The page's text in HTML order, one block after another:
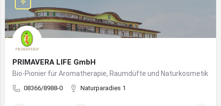
PRIMAVERA LIFE GmbH
Bio-Pionier für Aromatherapie, Raumdüfte und Naturkosmetik
08366/8988-0 Naturparadies 1